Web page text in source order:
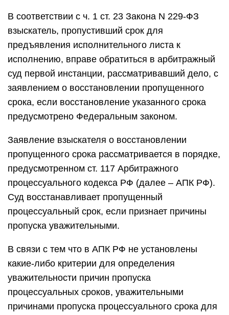
В соответствии с ч. 1 ст. 23 Закона N 229-ФЗ
взыскатель, пропустивший срок для
предъявления исполнительного листа к
исполнению, вправе обратиться в арбитражный
суд первой инстанции, рассматривавший дело, с
заявлением о восстановлении пропущенного
срока, если восстановление указанного срока
предусмотрено Федеральным законом.
Заявление взыскателя о восстановлении
пропущенного срока рассматривается в порядке,
предусмотренном ст. 117 Арбитражного
процессуального кодекса РФ (далее – АПК РФ).
Суд восстанавливает пропущенный
процессуальный срок, если признает причины
пропуска уважительными.
В связи с тем что в АПК РФ не установлены
какие-либо критерии для определения
уважительности причин пропуска
процессуальных сроков, уважительными
причинами пропуска процессуального срока для